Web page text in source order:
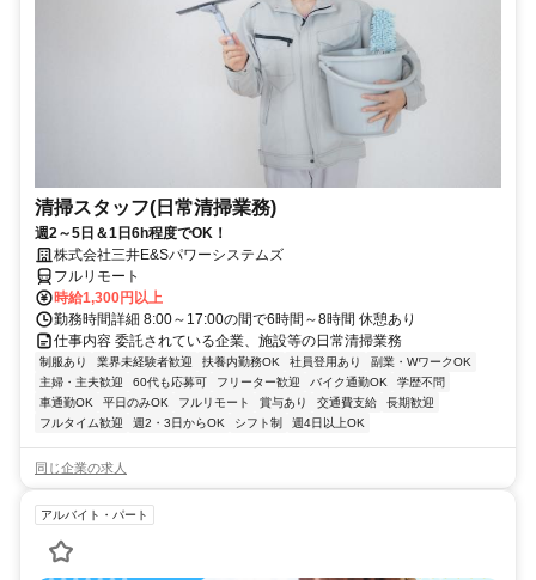
清掃スタッフ(日常清掃業務)
週2～5日＆1日6h程度でOK！
株式会社三井E&Sパワーシステムズ
フルリモート
時給1,300円以上
勤務時間詳細 8:00～17:00の間で6時間～8時間 休憩あり
仕事内容 委託されている企業、施設等の日常清掃業務
制服あり 業界未経験者歓迎 扶養内勤務OK 社員登用あり
副業・WワークOK
主婦・主夫歓迎
60代も応募可 フリーター歓迎 バイク通勤OK
学歴不問
車通勤OK
平日のみOK フルリモート 賞与あり 交通費支給
長期歓迎
フルタイム歓迎
週2・3日からOK シフト制 週4日以上OK
同じ企業の求人
アルバイト・パート